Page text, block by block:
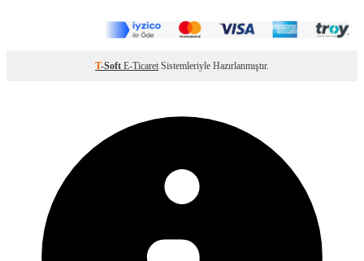
T-Soft E-Ticaret Sistemleriyle Hazırlanmıştır.